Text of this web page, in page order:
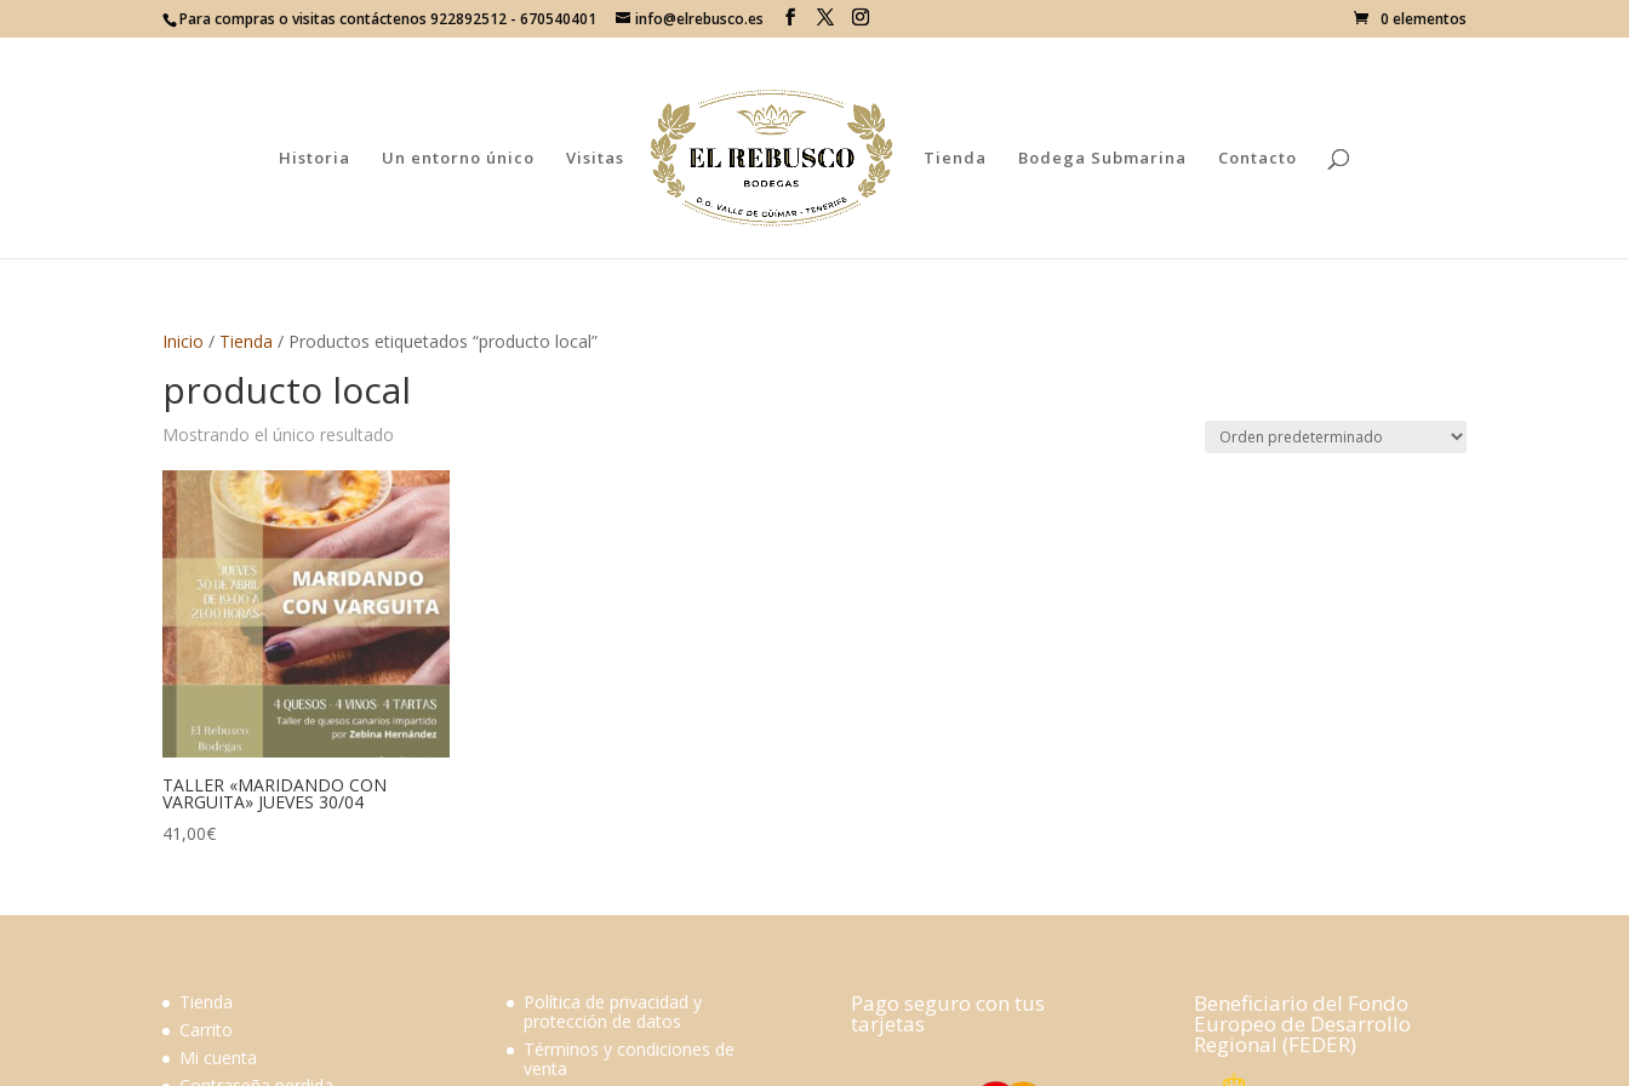
Para compras o visitas contáctenos 922892512 - 670540401 info@elrebusco.es 0 elementos
Historia Un entorno único Visitas Tienda Bodega Submarina Contacto
Inicio / Tienda / Productos etiquetados “producto local”
producto local
Mostrando el único resultado
TALLER «MARIDANDO CON
VARGUITA» JUEVES 30/04
41,00€
Tienda
Carrito
Mi cuenta
Política de privacidad y
protección de datos
Términos y condiciones de
venta
Pago seguro con tus
tarjetas
Beneficiario del Fondo
Europeo de Desarrollo
Regional (FEDER)